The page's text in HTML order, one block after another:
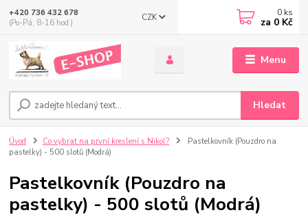
Menu
CZK
Hledat
+420 736 432 678
(Po-Pá, 8-16 hod.)
0 ks
za 0 Kč
Úvod Co vybrat na první kreslení s Nikol?
Pastelkovník (Pouzdro na
pastelky) - 500 slotů (Modrá)
Pastelkovník (Pouzdro na
pastelky) - 500 slotů (Modrá)